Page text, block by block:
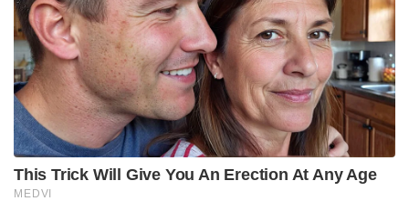
സാഹിത്യങ്ങളും ഇവർ ഓൺലൈൻ വഴി വ്യാപകമായി
പ്രചരിപ്പിക്കുന്നുണ്ട്.
ഭീകര റിക്രൂട്ട്‌മെന്റിന് പുറമെ ഭാരതത്തിൽ, പ്രത്യേകിച്ച്
പശ്ചിമ ബംഗാളിൽ, വലിയ തോതിലുള്ള
വ്യാജപ്രചാരണങ്ങൾ അഴിച്ചുവിടാനും എബിടി
പദ്ധതിയിടുന്നുണ്ട്. പശ്ചിമ ബംഗാളിലെ ബിജെപി
സർക്കാർ അനധികൃത കുടിയേറ്റത്തിനെതിരെ
ശക്തമായ നടപടി സ്വീകരിക്കുമെന്ന്